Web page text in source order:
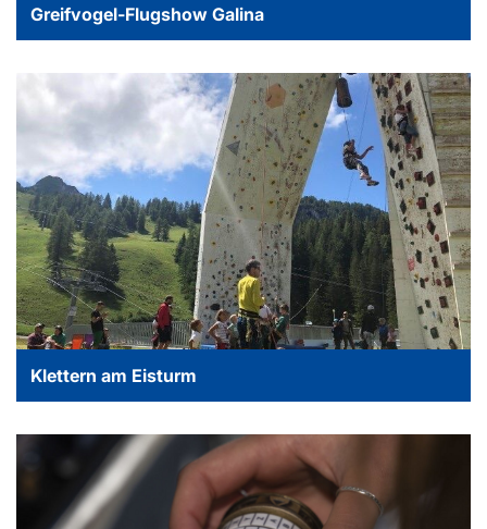
Greifvogel-Flugshow Galina
Klettern am Eisturm